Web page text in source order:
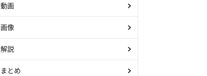
動画
画像
解説
まとめ